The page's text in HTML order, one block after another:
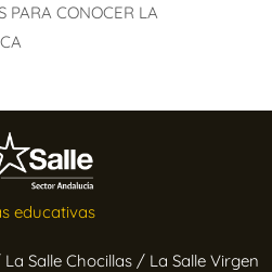
PARA CONOCER LA
educativas
La Salle Chocillas / La Salle Virgen